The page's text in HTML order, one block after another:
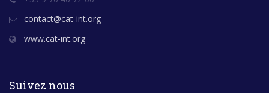
contact@cat-int.org
www.cat-int.org
Suivez nous